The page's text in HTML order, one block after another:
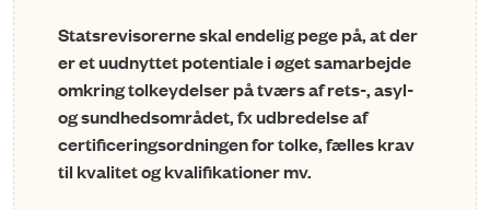
Statsrevisorerne skal endelig pege på, at der
er et uudnyttet potentiale i øget sam­arbejde
omkring tolkeydelser på tværs af rets-, asyl-
og sundhedsområdet, fx udbredelse af
certificeringsordningen for tolke, fælles krav
til kvalitet og kvalifika­tioner mv.